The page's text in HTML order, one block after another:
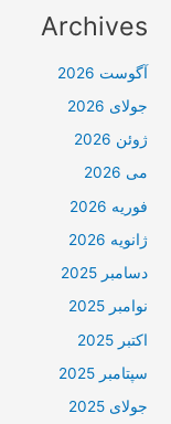
Archives
آگوست 2026
جولای 2026
ژوئن 2026
می 2026
فوریه 2026
ژانویه 2026
دسامبر 2025
نوامبر 2025
اکتبر 2025
سپتامبر 2025
جولای 2025